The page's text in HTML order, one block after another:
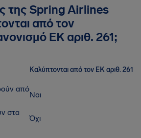
της Spring Airlines
από τον
ΕΚ αριθ. 261;
Καλύπτονται από τον ΕΚ αριθ. 261
από
Ναι
στα
Όχι